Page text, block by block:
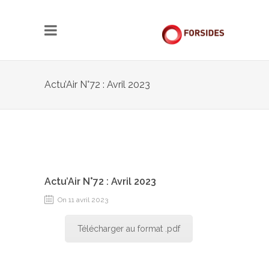
Actu’Air N°72 : Avril 2023
Actu’Air N°72 : Avril 2023
On 11 avril 2023
Télécharger au format .pdf